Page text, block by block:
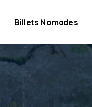
Billets Nomades